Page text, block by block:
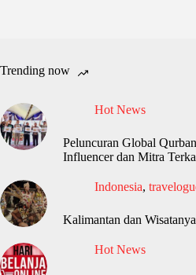
Trending now
Hot News
Peluncuran Global
Influencer dan Mitra
Indonesia,
Kalimantan dan
Hot News